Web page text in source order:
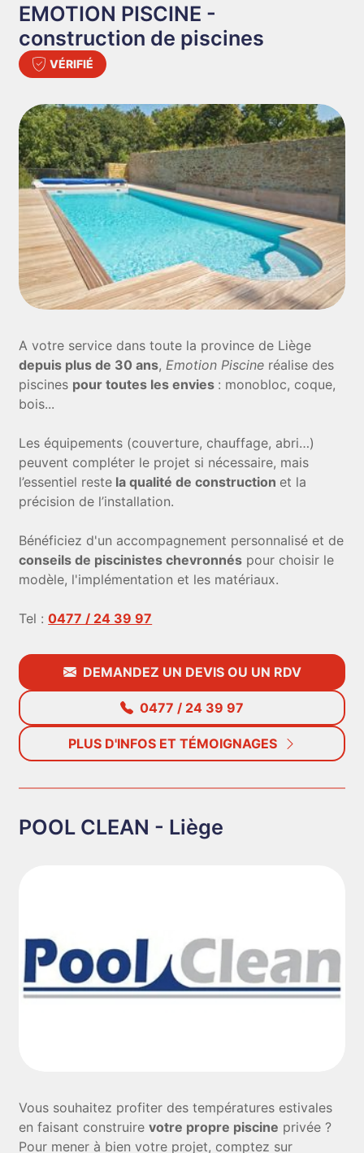
EMOTION PISCINE -
construction de piscines
VÉRIFIÉ
A votre service dans toute la province de Liège
depuis plus de 30 ans,Emotion Piscine réalise des
piscines pour toutes les envies : monobloc, coque,
bois...
Les équipements (couverture, chauffage, abri…)
peuvent compléter le projet si nécessaire, mais
l’essentiel reste la qualité de construction et la
précision de l’installation.
Bénéficiez d'un accompagnement personnalisé et de
conseils de piscinistes chevronnés pour choisir le
modèle, l'implémentation et les matériaux.
Tel :0477 / 24 39 97
DEMANDEZ UN DEVIS OU UN RDV
0477 / 24 39 97
PLUS D'INFOS ET TÉMOIGNAGES
POOL CLEAN - Liège
Vous souhaitez profiter des températures estivales
en faisant construirevotre propre piscine privée ?
Pour mener à bien votre projet, comptez sur